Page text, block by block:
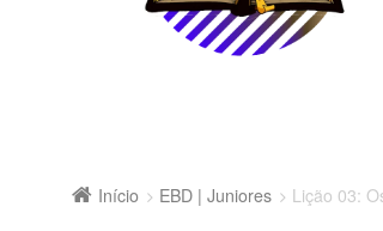
Início EBD | Juniores Lição 03: